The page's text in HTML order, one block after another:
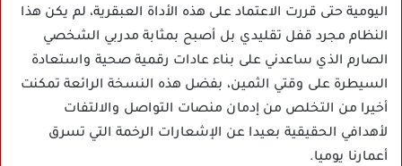
اليومية حتى قررت الاعتماد على هذه الأداة العبقرية، لم يكن هذا
النظام مجرد قفل تقليدي بل أصبح بمثابة مدربي الشخصي
الصارم الذي ساعدني على بناء عادات رقمية صحية واستعادة
السيطرة على وقتي الثمين، بفضل هذه النسخة الرائعة تمكنت
أخيرا من التخلص من إدمان منصات التواصل والالتفات
لأهدافي الحقيقية بعيدا عن الإشعارات الرخمة التي تسرق
أعمارنا يوميا.